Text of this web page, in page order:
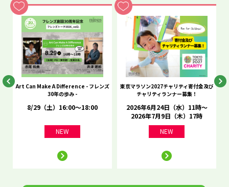
Art Can Make A Difference - フレンズ
30年の歩み -
8/29（土）16:00～18:00
NEW
東京マラソン2027チャリティ寄付金及び
チャリティランナー募集！
2026年6月24日（水）11時～
2026年7月9日（木）17時
NEW